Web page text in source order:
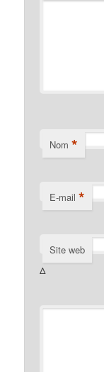
Nom *
E-mail *
Site web
Δ